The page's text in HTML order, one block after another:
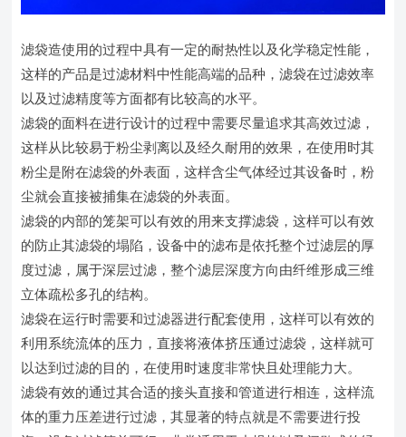
滤袋造使用的过程中具有一定的耐热性以及化学稳定性能，
这样的产品是过滤材料中性能高端的品种，滤袋在过滤效率
以及过滤精度等方面都有比较高的水平。
滤袋的面料在进行设计的过程中需要尽量追求其高效过滤，
这样从比较易于粉尘剥离以及经久耐用的效果，在使用时其
粉尘是附在滤袋的外表面，这样含尘气体经过其设备时，粉
尘就会直接被捕集在滤袋的外表面。
滤袋的内部的笼架可以有效的用来支撑滤袋，这样可以有效
的防止其滤袋的塌陷，设备中的滤布是依托整个过滤层的厚
度过滤，属于深层过滤，整个滤层深度方向由纤维形成三维
立体疏松多孔的结构。
滤袋在运行时需要和过滤器进行配套使用，这样可以有效的
利用系统流体的压力，直接将液体挤压通过滤袋，这样就可
以达到过滤的目的，在使用时速度非常快且处理能力大。
滤袋有效的通过其合适的接头直接和管道进行相连，这样流
体的重力压差进行过滤，其显著的特点就是不需要进行投